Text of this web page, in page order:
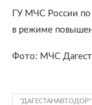
ГУ МЧС России
в режиме
Фото: МЧС
"ДАГЕСТАНАВТОДОР"